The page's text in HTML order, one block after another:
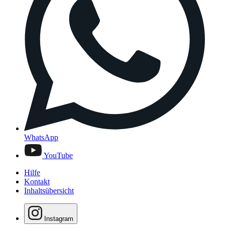
WhatsApp
YouTube
Hilfe
Kontakt
Inhaltsübersicht
Instagram